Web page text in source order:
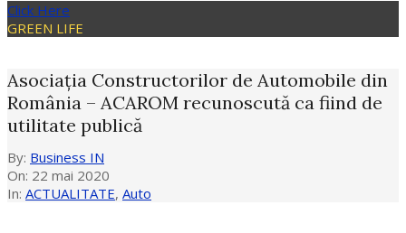
Click Here
GREEN LIFE
Asociația Constructorilor de Automobile din
România – ACAROM recunoscută ca fiind de
utilitate publică
By: Business IN
On: 22 mai 2020
In: ACTUALITATE, Auto